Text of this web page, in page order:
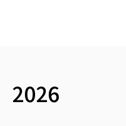
2026